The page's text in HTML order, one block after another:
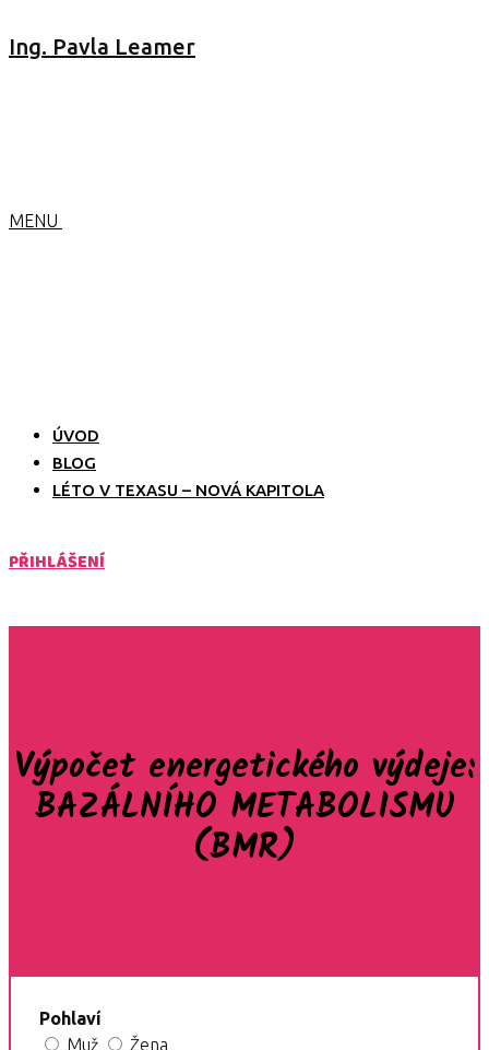
Ing. Pavla Leamer
MENU
ÚVOD
BLOG
LÉTO V TEXASU – NOVÁ KAPITOLA
PŘIHLÁŠENÍ
Výpočet energetického výdeje:
BAZÁLNÍHO METABOLISMU
(BMR)
Pohlaví
Muž
Žena